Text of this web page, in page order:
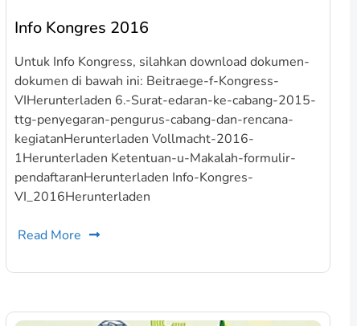
Info Kongres 2016
Untuk Info Kongress, silahkan download dokumen-
dokumen di bawah ini: Beitraege-f-Kongress-
VIHerunterladen 6.-Surat-edaran-ke-cabang-2015-
ttg-penyegaran-pengurus-cabang-dan-rencana-
kegiatanHerunterladen Vollmacht-2016-
1Herunterladen Ketentuan-u-Makalah-formulir-
pendaftaranHerunterladen Info-Kongres-
VI_2016Herunterladen
Read More